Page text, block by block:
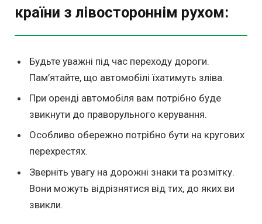
країни з лівостороннім рухом:
Будьте уважні під час переходу дороги.
Пам’ятайте, що автомобілі їхатимуть зліва.
При оренді автомобіля вам потрібно буде
звикнути до праворульного керування.
Особливо обережно потрібно бути на кругових
перехрестях.
Зверніть увагу на дорожні знаки та розмітку.
Вони можуть відрізнятися від тих, до яких ви
звикли.